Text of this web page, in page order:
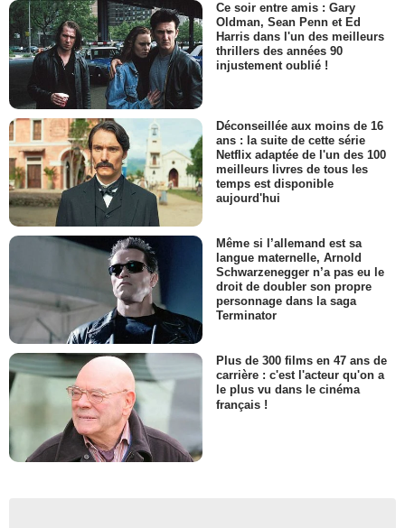
Ce soir entre amis : Gary
Oldman, Sean Penn et Ed
Harris dans l'un des meilleurs
thrillers des années 90
injustement oublié !
Déconseillée aux moins de 16
ans : la suite de cette série
Netflix adaptée de l'un des 100
meilleurs livres de tous les
temps est disponible
aujourd'hui
Même si l’allemand est sa
langue maternelle, Arnold
Schwarzenegger n’a pas eu le
droit de doubler son propre
personnage dans la saga
Terminator
Plus de 300 films en 47 ans de
carrière : c'est l'acteur qu'on a
le plus vu dans le cinéma
français !